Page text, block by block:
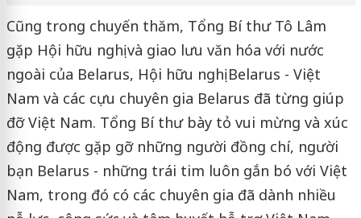
Cũng trong chuyến thăm, Tổng Bí thư Tô Lâm
gặp Hội hữu nghị và giao lưu văn hóa với nước
ngoài của Belarus, Hội hữu nghị Belarus - Việt
Nam và các cựu chuyên gia Belarus đã từng giúp
đỡ Việt Nam. Tổng Bí thư bày tỏ vui mừng và xúc
động được gặp gỡ những người đồng chí, người
bạn Belarus - những trái tim luôn gắn bó với Việt
Nam, trong đó có các chuyên gia đã dành nhiều